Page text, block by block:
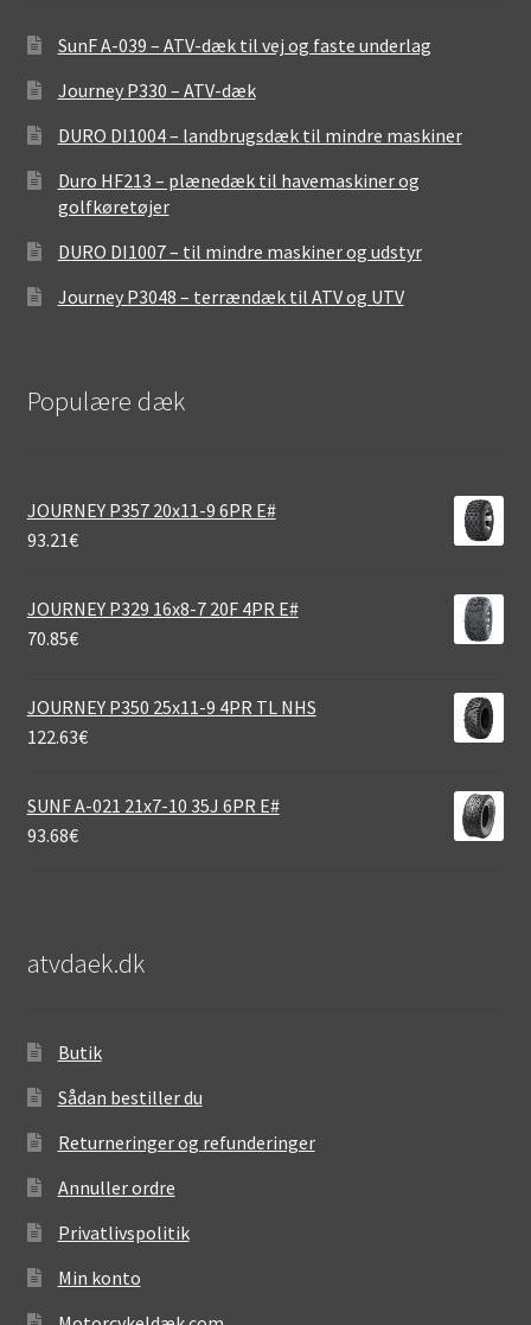
SunF A-039 – ATV-dæk til vej og faste underlag
Journey P330 – ATV-dæk
DURO DI1004 – landbrugsdæk til mindre maskiner
Duro HF213 – plænedæk til havemaskiner og
golfkøretøjer
DURO DI1007 – til mindre maskiner og udstyr
Journey P3048 – terrændæk til ATV og UTV
Populære dæk
JOURNEY P357 20x11-9 6PR E#
93.21€
JOURNEY P329 16x8-7 20F 4PR E#
70.85€
JOURNEY P350 25x11-9 4PR TL NHS
122.63€
SUNF A-021 21x7-10 35J 6PR E#
93.68€
atvdaek.dk
Butik
Sådan bestiller du
Returneringer og refunderinger
Annuller ordre
Privatlivspolitik
Min konto